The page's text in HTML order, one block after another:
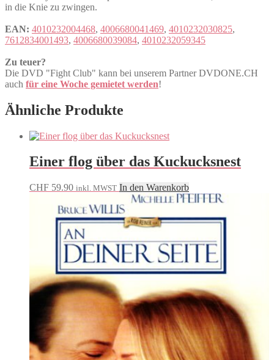
in die Knie zu zwingen.
EAN: 4010232004468, 4006680041469, 4010232030825,
7612834001493, 4006680039084, 4010232059345
Zu teuer?
Die DVD "Fight Club" kann bei unserem Partner DVDONE.CH
auch für eine Woche gemietet werden!
Ähnliche Produkte
Einer flog über das Kuckucksnest
CHF 59.90 inkl. MWST In den Warenkorb